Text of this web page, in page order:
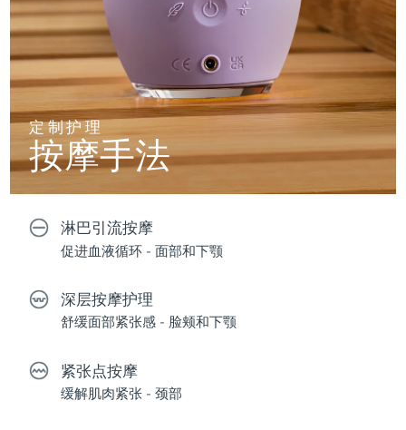
定制护理
按摩手法
淋巴引流按摩
促进血液循环 - 面部和下颚
深层按摩护理
舒缓面部紧张感 - 脸颊和下颚
紧张点按摩
缓解肌肉紧张 - 颈部